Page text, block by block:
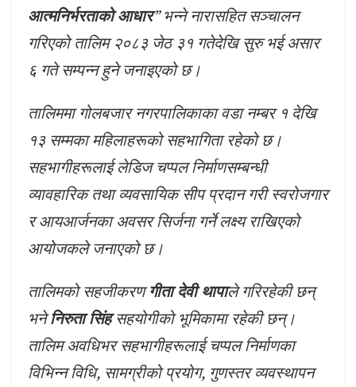
आत्मनिर्भरताको आधार” भन्ने नारासहित सञ्चालन
गरिएको तालिम २०८३ जेठ ३१ गतेदेखि सुरु भई असार
६ गते सम्पन्न हुने जनाइएको छ।
तालिममा गोलबजार नगरपालिकाका वडा नम्बर १ देखि
१३ सम्मका महिलाहरूको सहभागिता रहेको छ।
सहभागीहरूलाई लेडिज चप्पल निर्माणसम्बन्धी
व्यावहारिक तथा व्यवसायिक सीप प्रदान गरी स्वरोजगार
र आयआर्जनका अवसर सिर्जना गर्ने लक्ष्य राखिएको
आयोजकले जनाएको छ।
तालिमको सहजीकरणगीता देवी थापाले गरिरहेकी छन्
भनेनिरुता सिंहसहयोगीको भूमिकामा रहेकी छन्।
तालिम अवधिभर सहभागीहरूलाई चप्पल निर्माणका
विभिन्न विधि, सामग्रीको प्रयोग, गुणस्तर व्यवस्थापन